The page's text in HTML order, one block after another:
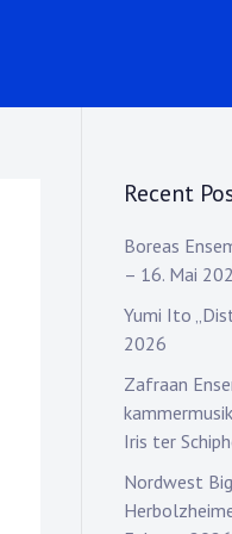
Recent
Boreas
– 16. Mai
Yumi Ito
2026
Zafraan
Iris ter
Nordwest